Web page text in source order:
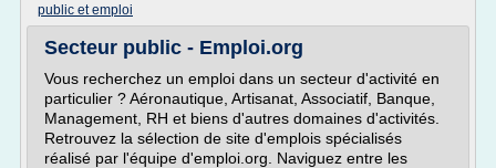
public et emploi
Secteur public - Emploi.org
Vous recherchez un emploi dans un secteur d'activité en
particulier ? Aéronautique, Artisanat, Associatif, Banque,
Management, RH et biens d'autres domaines d'activités.
Retrouvez la sélection de site d'emplois spécialisés
réalisé par l'équipe d'emploi.org. Naviguez entre les